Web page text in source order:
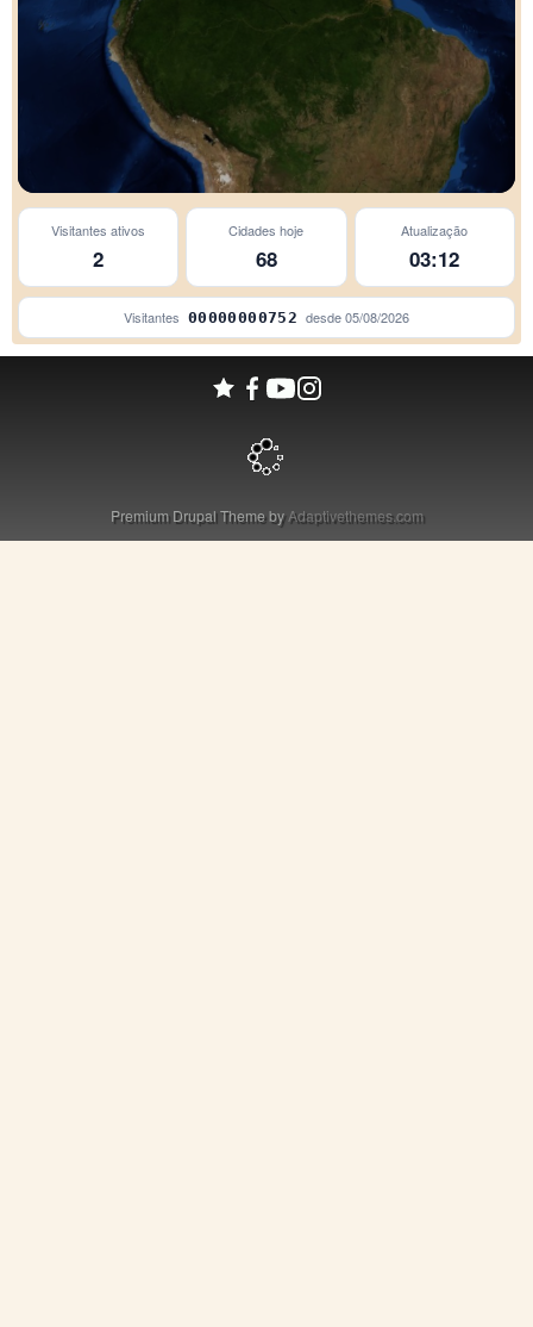
Visitantes ativos
2
Cidades hoje
68
Atualização
03:12
Visitantes 00000000752 desde05/08/2026
Premium Drupal Theme byAdaptivethemes.com